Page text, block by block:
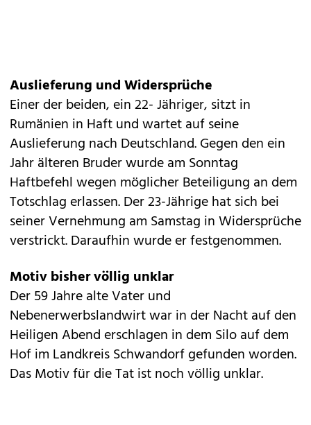
Auslieferung und Widersprüche
Einer der beiden, ein 22- Jähriger, sitzt in
Rumänien in Haft und wartet auf seine
Auslieferung nach Deutschland. Gegen den ein
Jahr älteren Bruder wurde am Sonntag
Haftbefehl wegen möglicher Beteiligung an dem
Totschlag erlassen. Der 23-Jährige hat sich bei
seiner Vernehmung am Samstag in Widersprüche
verstrickt. Daraufhin wurde er festgenommen.
Motiv bisher völlig unklar
Der 59 Jahre alte Vater und
Nebenerwerbslandwirt war in der Nacht auf den
Heiligen Abend erschlagen in dem Silo auf dem
Hof im Landkreis Schwandorf gefunden worden.
Das Motiv für die Tat ist noch völlig unklar.